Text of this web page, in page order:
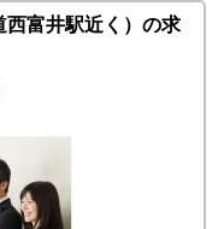
西富井駅近く）の求